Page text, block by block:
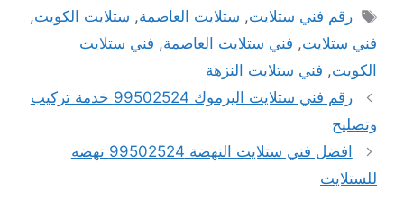
رقم فني ستلايت, ستلايت العاصمة, ستلايت الكويت,
فني ستلايت, فني ستلايت العاصمة, فني ستلايت
الكويت, فني ستلايت النزهة
رقم فني ستلايت اليرموك 99502524 خدمة تركيب
وتصليح
افضل فني ستلايت النهضة 99502524 نهضه
للستلايت